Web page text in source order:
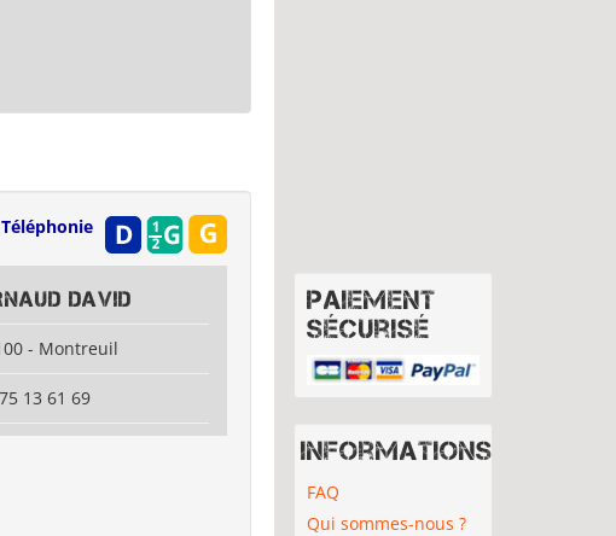
Téléphonie
DAVID
- Montreuil
13 61 69
Paiement
sécurisé
Informations
FAQ
Qui sommes-nous ?